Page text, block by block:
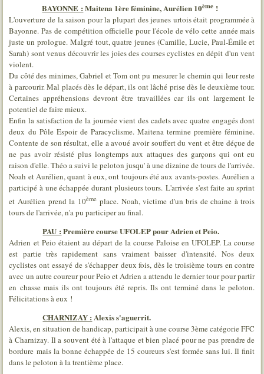
BAYONNE : Maitena 1ère féminine, Aurélien 10ème !
L'ouverture de la saison pour la plupart des jeunes urtois était programmée à
Bayonne. Pas de compétition officielle pour l'école de vélo cette année mais
juste un prologue. Malgré tout, quatre jeunes (Camille, Lucie, Paul-Émile et
Sarah) sont venus découvrir les joies des courses cyclistes en dépit d'un vent
violent.
Du côté des minimes, Gabriel et Tom ont pu mesurer le chemin qui leur reste
à parcourir. Mal placés dès le départ, ils ont lâché prise dès le deuxième tour.
Certaines appréhensions devront être travaillées car ils ont largement le
potentiel de faire mieux.
Enfin la satisfaction de la journée vient des cadets avec quatre engagés dont
deux du Pôle Espoir de Paracyclisme. Maitena termine première féminine.
Contente de son résultat, elle a avoué avoir souffert du vent et être déçue de
ne pas avoir résisté plus longtemps aux attaques des garçons qui ont eu
raison d'elle. Théo a suivi le peloton jusqu' à une dizaine de tours de l'arrivée.
Noah et Aurélien, quant à eux, ont toujours été aux avants-postes. Aurélien a
participé à une échappée durant plusieurs tours. L'arrivée s'est faite au sprint
et Aurélien prend la 10èmeplace. Noah, victime d'un bris de chaine à trois
tours de l'arrivée, n'a pu participer au final.
PAU : Première course UFOLEP pour Adrien et Peio.
Adrien et Peio étaient au départ de la course Paloise en UFOLEP. La course
est partie très rapidement sans vraiment baisser d'intensité. Nos deux
cyclistes ont essayé de s'échapper deux fois, dès le troisième tours en contre
avec un autre coureur pour Peio et Adrien a attendu le dernier tour pour partir
en chasse mais ils ont toujours été repris. Ils ont terminé dans le peloton.
Félicitations à eux !
CHARNIZAY : Alexis s'aguerrit.
Alexis, en situation de handicap, participait à une course 3ème catégorie FFC
à Charnizay. Il a souvent été à l'attaque et bien placé pour ne pas prendre de
bordure mais la bonne échappée de 15 coureurs s'est formée sans lui. Il finit
dans le peloton à la trentième place.